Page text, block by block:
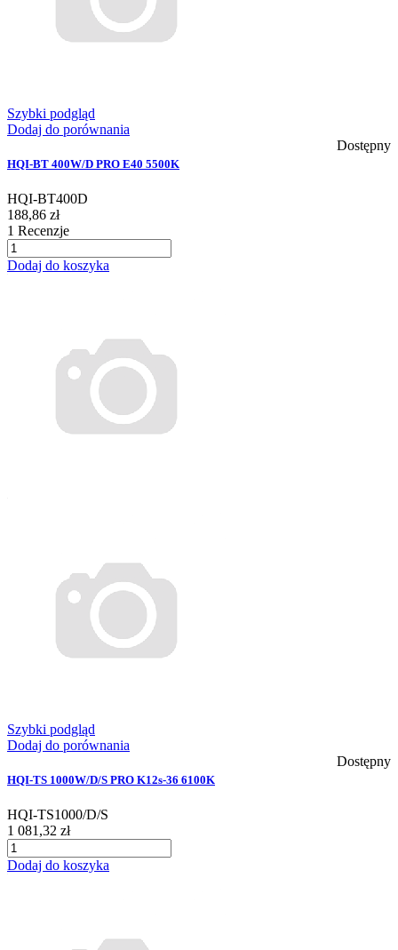
Szybki podgląd
Dodaj do porównania
Dostępny
HQI-BT 400W/D PRO E40 5500K
HQI-BT400D
188,86 zł
1 Recenzje
Dodaj do koszyka
Szybki podgląd
Dodaj do porównania
Dostępny
HQI-TS 1000W/D/S PRO K12s-36 6100K
HQI-TS1000/D/S
1 081,32 zł
Dodaj do koszyka